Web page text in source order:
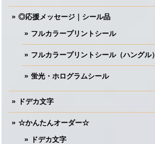
◎応援メッセージ｜シール品
フルカラープリントシール
フルカラープリントシール（ハングル）
蛍光・ホログラムシール
ドデカ文字
☆かんたんオーダー☆
ドデカ文字